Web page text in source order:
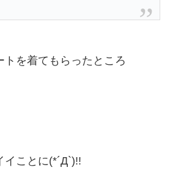
トを着てもらったところ
イことに(*´Д`)!!